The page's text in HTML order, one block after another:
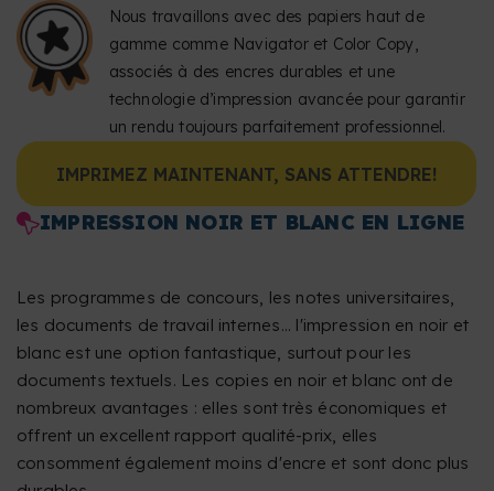
Nous travaillons avec des papiers haut de
gamme comme Navigator et Color Copy,
associés à des encres durables et une
technologie d’impression avancée pour garantir
un rendu toujours parfaitement professionnel.
IMPRIMEZ MAINTENANT, SANS ATTENDRE!
IMPRESSION NOIR ET BLANC EN LIGNE
Les programmes de concours, les notes universitaires,
les documents de travail internes... l'impression en noir et
blanc est une option fantastique, surtout pour les
documents textuels. Les copies en noir et blanc ont de
nombreux avantages : elles sont très économiques et
offrent un excellent rapport qualité-prix, elles
consomment également moins d'encre et sont donc plus